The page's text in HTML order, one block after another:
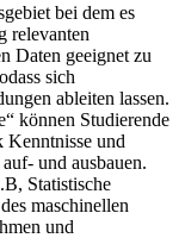
bei dem es
relevanten
Daten geeignet zu
sich
ableiten lassen.
können Studierende
Kenntnisse und
und ausbauen.
Statistische
maschinellen
und